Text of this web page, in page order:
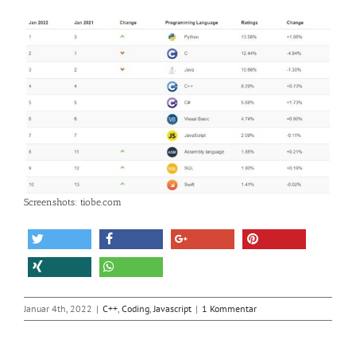
Screenshots: tiobe.com
Januar 4th, 2022 | C++ Coding Javascript | 1 Kommentar